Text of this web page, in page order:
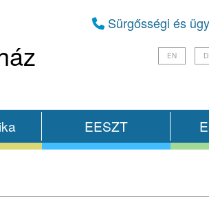
Sürgősségi és
EN
EESZT